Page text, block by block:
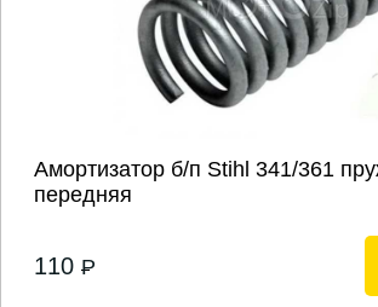
Амортизатор б/п Stihl 341/361
передняя
110 P